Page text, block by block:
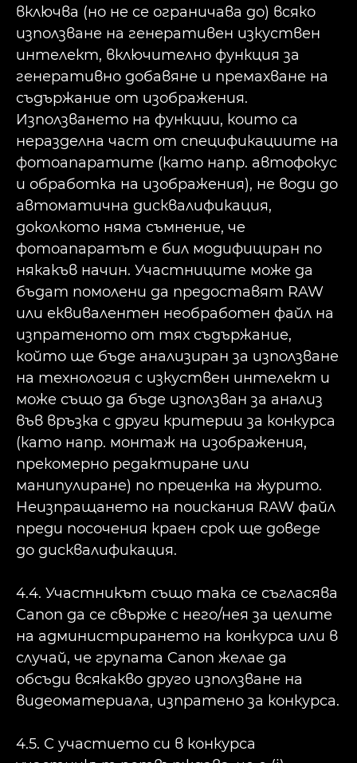
включва (но не се ограничава до) всяко
използване на генеративен изкуствен
интелект, включително функция за
генеративно добавяне и премахване на
съдържание от изображения.
Използването на функции, които са
неразделна част от спецификациите на
фотоапаратите (като напр. автофокус
и обработка на изображения), не води до
автоматична дисквалификация,
доколкото няма съмнение, че
фотоапаратът е бил модифициран по
някакъв начин. Участниците може да
бъдат помолени да предоставят RAW
или еквивалентен необработен файл на
изпратеното от тях съдържание,
който ще бъде анализиран за използване
на технология с изкуствен интелект и
може също да бъде използван за анализ
във връзка с други критерии за конкурса
(като напр. монтаж на изображения,
прекомерно редактиране или
манипулиране) по преценка на журито.
Неизпращането на поискания RAW файл
преди посочения краен срок ще доведе
до дисквалификация.
4.4. Участникът също така се съгласява
Canon да се свърже с него/нея за целите
на администрирането на конкурса или в
случай, че групата Canon желае да
обсъди всякакво друго използване на
видеоматериала, изпратено за конкурса.
4.5. С участието си в конкурса